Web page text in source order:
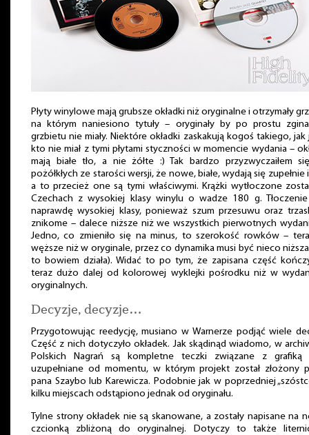
Płyty winylowe mają grubsze okładki niż oryginalne i otrzymały
na którym naniesiono tytuły – oryginały by po prostu
grzbietu nie miały. Niektóre okładki zaskakują kogoś takiego, jak
kto nie miał z tymi płytami styczności w momencie wydania –
mają białe tło, a nie żółte :) Tak bardzo przyzwyczaiłem
pożółkłych ze starości wersji, że nowe, białe, wydają się zupełnie
a to przecież one są tymi właściwymi. Krążki wytłoczone
Czechach z wysokiej klasy winylu o wadze 180 g.
naprawdę wysokiej klasy, ponieważ szum przesuwu oraz
znikome – dalece niższe niż we wszystkich pierwotnych
Jedno, co zmieniło się na minus, to szerokość rowków –
węższe niż w oryginale, przez co dynamika musi być nieco
to bowiem działa). Widać to po tym, że zapisana część
teraz dużo dalej od kolorowej wyklejki pośrodku niż w
oryginalnych.
Decyzje, decyzje…
Przygotowując reedycję, musiano w Warnerze podjąć wiele
Część z nich dotyczyło okładek. Jak skądinąd wiadomo, w
Polskich Nagrań są kompletne teczki związane z grafiką
uzupełniane od momentu, w którym projekt został złożony
pana Szaybo lub Karewicza. Podobnie jak w poprzedniej
kilku miejscach odstąpiono jednak od oryginału.
Tylne strony okładek nie są skanowane, a zostały napisane na
czcionką zbliżoną do oryginalnej. Dotyczy to także